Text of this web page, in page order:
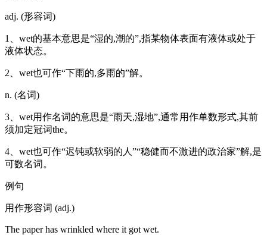
adj. (形容词)
1、wet的基本意思是“湿的,潮的”,指某物体表面有液体或处于
液体状态。
2、wet也可作“下雨的,多雨的”解。
n. (名词)
3、wet用作名词的意思是“雨天,湿地”,通常用作单数形式,其前
须加定冠词the。
4、wet也可作“迟钝或软弱的人”“稳健而不激进的政治家”解,是
可数名词。
例句
用作形容词 (adj.)
The paper has wrinkled where it got wet.